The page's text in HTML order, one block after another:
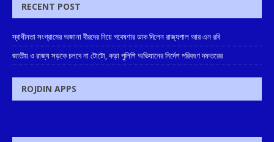
RECENT POST
স্বাধীনতা সংগ্রামের অজানা বীরদের নিয়ে গবেষণার ডাক দিলেন রাজ্যপাল আর এন রবি
জাতীয় ও রাজ্য সড়কে চলবে না টোটো, কড়া পুলিশি অভিযানের নির্দেশ পরিবহণ দফতরের
ROJDIN APPS